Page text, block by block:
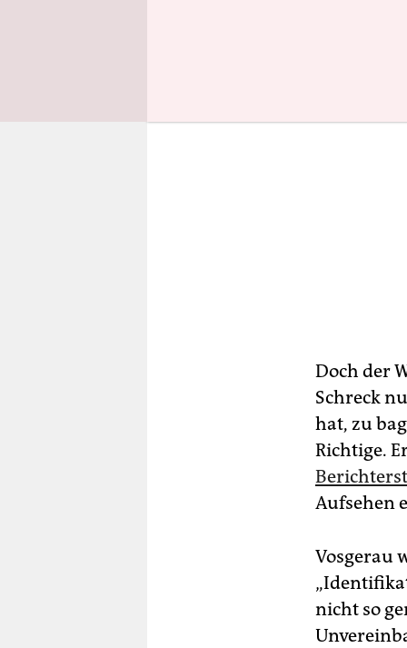
Doch der
Schreck
hat, zu
Richtige.
Aufsehen
Vosgerau
nicht so